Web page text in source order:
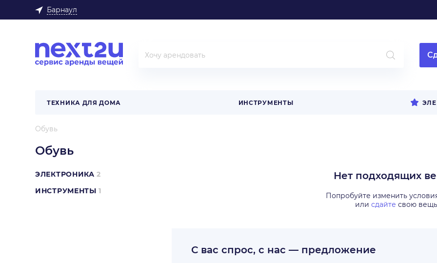
Барнаул
ТЕХНИКА ДЛЯ ДОМА ИНСТРУМЕНТЫ
Обувь
Обувь
ЭЛЕКТРОНИКА 2
ИНСТРУМЕНТЫ 1
Нет подходящих
Попробуйте изменить
или сдайте свою вещь
С вас спрос, с нас — предложение